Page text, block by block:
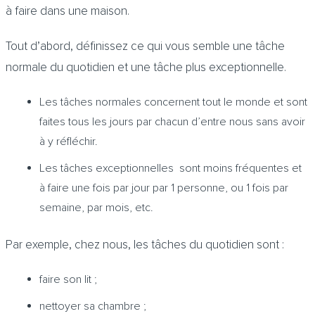
à faire dans une maison.
Tout d’abord, définissez ce qui vous semble une tâche
normale du quotidien et une tâche plus exceptionnelle.
Les tâches normales concernent tout le monde et sont
faites tous les jours par chacun d’entre nous sans avoir
à y réfléchir.
Les tâches exceptionnelles sont moins fréquentes et
à faire une fois par jour par 1 personne, ou 1 fois par
semaine, par mois, etc.
Par exemple, chez nous, les tâches du quotidien sont :
faire son lit ;
nettoyer sa chambre ;